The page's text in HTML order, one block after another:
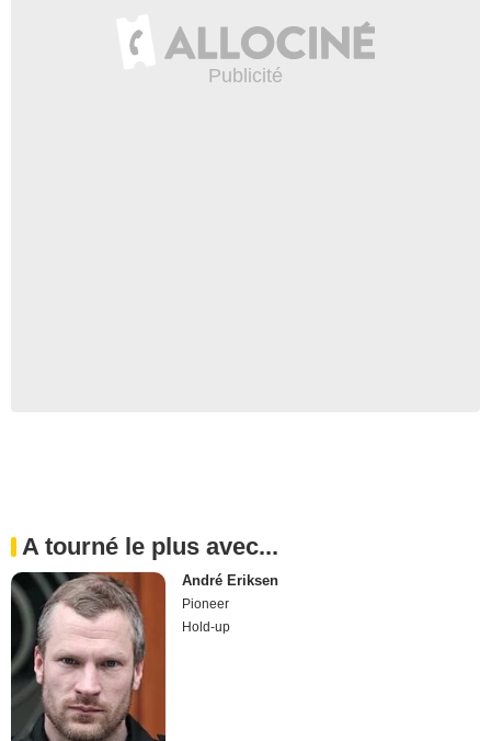
A tourné le plus avec...
André Eriksen
Pioneer
Hold-up